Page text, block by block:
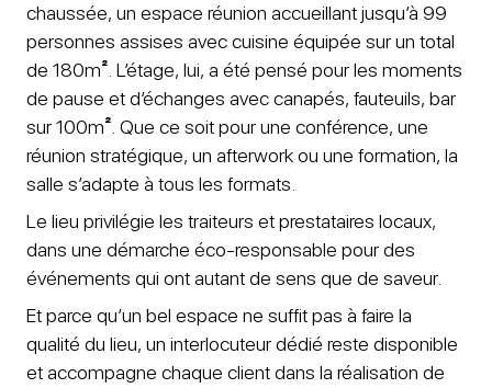
chaussée, un espace réunion accueillant jusqu’à 99
personnes assises avec cuisine équipée sur un total
de 180m² . L’étage, lui, a été pensé pour les moments
de pause et d’échanges avec canapés, fauteuils, bar
sur 100m² . Que ce soit pour une conférence, une
réunion stratégique, un afterwork ou une formation, la
salle s’adapte à tous les formats.
Le lieu privilégie les traiteurs et prestataires locaux,
dans une démarche éco-responsable pour des
événements qui ont autant de sens que de saveur.
Et parce qu’un bel espace ne suffit pas à faire la
qualité du lieu, un interlocuteur dédié reste disponible
et accompagne chaque client dans la réalisation de